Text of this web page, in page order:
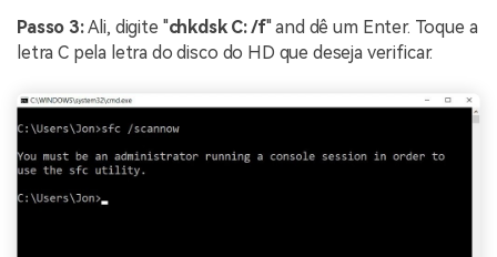
Passo 3:Ali, digite "chkdsk C: /f" and dê um Enter. Toque a
letra C pela letra do disco do HD que deseja verificar.